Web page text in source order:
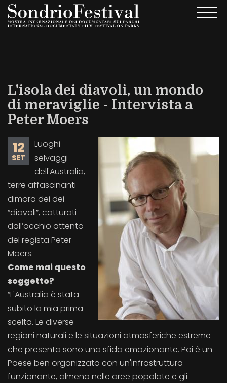
Salta
L'isola dei diavoli, un mondo
di meraviglie - Intervista a
Peter Moers
12
SET
Luoghi
selvaggi
dell'Australia,
terre affascinanti
dimora dei dei
“diavoli”, catturati
dall’occhio attento
del regista Peter
Moers.
Come mai questo
soggetto?
“L'Australia è stata
subito la mia prima
scelta. Le diverse
regioni naturali e le situazioni atmosferiche estreme
che presenta sono una sfida emozionante. Poi è un
Paese ben organizzato con un'infrastruttura
funzionante, almeno nelle aree popolate e gli